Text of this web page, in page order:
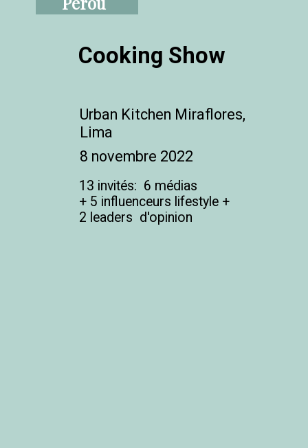
Cooking Show
8 novembre 2022
13 invités:  6 médias
+ 5 influenceurs lifestyle +
2 leaders  d'opinion
Urban Kitchen Miraflores,
Lima